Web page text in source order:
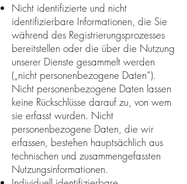
Nicht identifizierte und nicht
identifizierbare Informationen, die Sie
während des Registrierungsprozesses
bereitstellen oder die über die Nutzung
unserer Dienste gesammelt werden
(„nicht personenbezogene Daten“).
Nicht personenbezogene Daten lassen
keine Rückschlüsse darauf zu, von wem
sie erfasst wurden. Nicht
personenbezogene Daten, die wir
erfassen, bestehen hauptsächlich aus
technischen und zusammengefassten
Nutzungsinformationen.